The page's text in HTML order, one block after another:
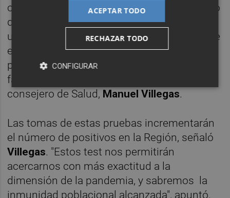
origina en el cuerpo a los 7 u 8 días del inicio
de la enfermedad y la segunda se genera
unos días más tarde. "Al no discriminar entre
estas dos inmunoglobulinas, el test no
permite averiguar si la enfermedad está en
fase activa o ya está curada", explicó el
consejero de Salud, Manuel Villegas.
Las tomas de estas pruebas incrementarán
el número de positivos en la Región, señaló
Villegas. "Estos test nos permitirán
acercarnos con más exactitud a la
dimensión de la pandemia, y sabremos la
inmunidad poblacional alcanzada", apuntó.
ACEPTAR TODO
RECHAZAR TODO
CONFIGURAR